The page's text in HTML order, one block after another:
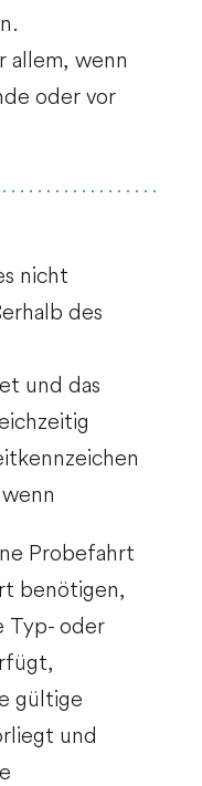
allem, wenn
oder vor
nicht
des
und das
Probefahrt
benötigen,
Typ- oder
gültige
und